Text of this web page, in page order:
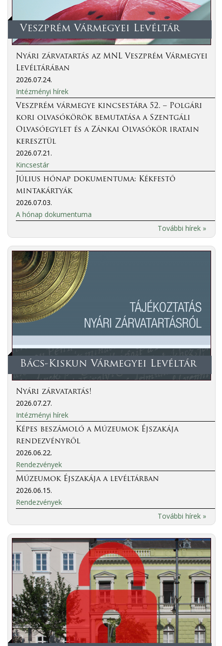
Veszprém Vármegyei Levéltár
Nyári zárvatartás az MNL Veszprém Vármegyei
Levéltárában
2026.07.24.
Intézményi hírek
Veszprém vármegye kincsestára 52. – Polgári
kori olvasókörök bemutatása a Szentgáli
Olvasóegylet és a Zánkai Olvasókör iratain
keresztül
2026.07.21.
Kincsestár
Július hónap dokumentuma: Kékfestő
mintakártyák
2026.07.03.
A hónap dokumentuma
További hírek »
Bács-Kiskun Vármegyei Levéltár
Nyári zárvatartás!
2026.07.27.
Intézményi hírek
Képes beszámoló a Múzeumok Éjszakája
rendezvényről
2026.06.22.
Rendezvények
Múzeumok Éjszakája a levéltárban
2026.06.15.
Rendezvények
További hírek »